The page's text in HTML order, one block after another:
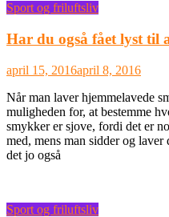
Sport og friluftsliv
Har du også fået lyst til
april 15, 2016april 8, 2016
Når man laver hjemmelavede
muligheden for, at bestemme
smykker er sjove, fordi det er
med, mens man sidder og
det jo også
Sport og friluftsliv